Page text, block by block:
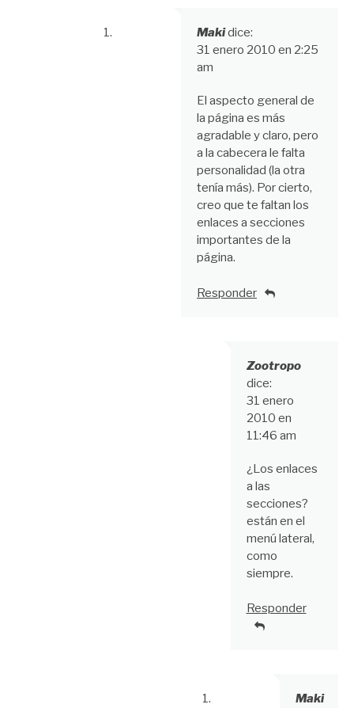
Makidice:
31 enero 2010 en 2:25
am
El aspecto general de
la página es más
agradable y claro, pero
a la cabecera le falta
personalidad (la otra
tenía más). Por cierto,
creo que te faltan los
enlaces a secciones
importantes de la
página.
Responder
Zootropo
dice:
31 enero
2010 en
11:46 am
¿Los enlaces
a las
secciones?
están en el
menú lateral,
como
siempre.
Responder
Maki